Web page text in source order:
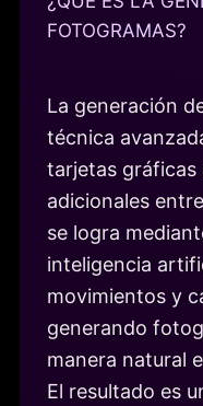
FOTOGRAMAS?
La generación
técnica
tarjetas
adicionales
se logra
inteligencia
movimientos y
generando
manera natural
El resultado es